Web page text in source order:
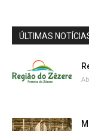
ÚLTIMAS